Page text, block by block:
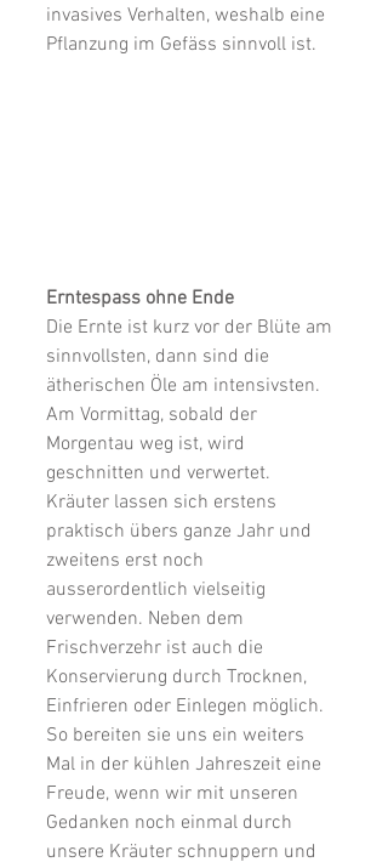
invasives Verhalten, weshalb eine
Pflanzung im Gefäss sinnvoll ist.
Erntespass ohne Ende
Die Ernte ist kurz vor der Blüte am
sinnvollsten, dann sind die
ätherischen Öle am intensivsten.
Am Vormittag, sobald der
Morgentau weg ist, wird
geschnitten und verwertet.
Kräuter lassen sich erstens
praktisch übers ganze Jahr und
zweitens erst noch
ausserordentlich vielseitig
verwenden. Neben dem
Frischverzehr ist auch die
Konservierung durch Trocknen,
Einfrieren oder Einlegen möglich.
So bereiten sie uns ein weiters
Mal in der kühlen Jahreszeit eine
Freude, wenn wir mit unseren
Gedanken noch einmal durch
unsere Kräuter schnuppern und